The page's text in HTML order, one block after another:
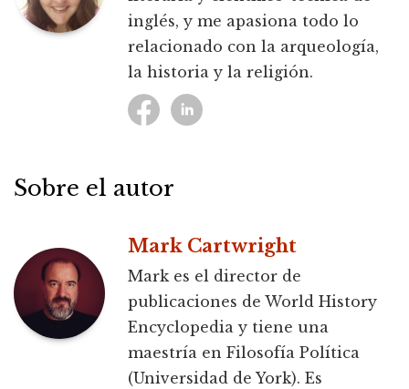
inglés, y me apasiona todo lo
relacionado con la arqueología,
la historia y la religión.
Sobre el autor
Mark Cartwright
Mark es el director de
publicaciones de World History
Encyclopedia y tiene una
maestría en Filosofía Política
(Universidad de York). Es